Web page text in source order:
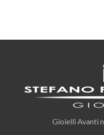
Gioielli Avanti